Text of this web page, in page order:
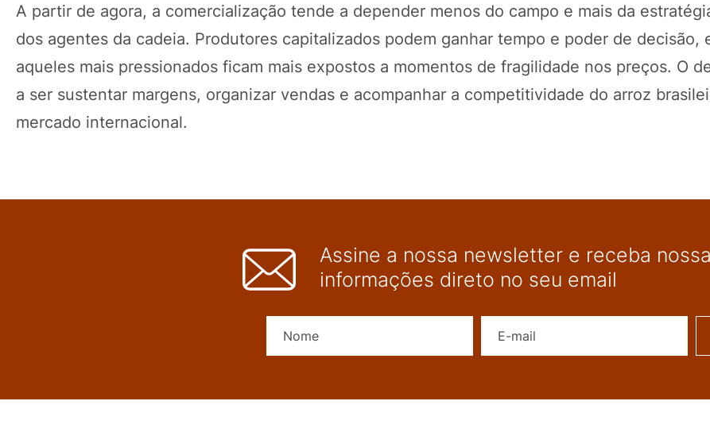
A partir de agora, a comercialização tende a depender menos do campo e mais da
dos agentes da cadeia. Produtores capitalizados podem ganhar tempo e poder de decisão,
aqueles mais pressionados ficam mais expostos a momentos de fragilidade nos preços. O
a ser sustentar margens, organizar vendas e acompanhar a competitividade do arroz
mercado internacional.
Assine a nossa newsletter e receba
informações direto no seu email